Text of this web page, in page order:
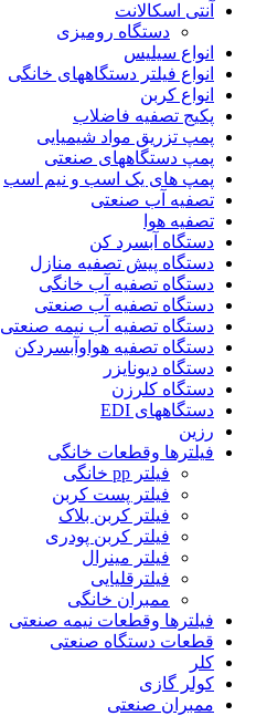
آنتی اسکالانت
دستگاه رومیزی
انواع سیلیس
انواع فیلتر دستگاههای خانگی
انواع کربن
پکیج تصفیه فاضلاب
پمپ تزریق مواد شیمیایی
پمپ دستگاههای صنعتی
پمپ های یک اسب و نیم اسب
تصفیه آب صنعتی
تصفیه هوا
دستگاه آبسرد کن
دستگاه پیش تصفیه منازل
دستگاه تصفیه آب خانگی
دستگاه تصفیه آب صنعتی
دستگاه تصفیه آب نیمه صنعتی
دستگاه تصفیه هواوآبسردکن
دستگاه دیونایزر
دستگاه کلرزن
دستگاههای EDI
رزین
فیلترها وقطعات خانگی
فیلتر pp خانگی
فیلتر پست کربن
فیلتر کربن بلاک
فیلتر کربن پودری
فیلتر مینرال
فیلترقلیایی
ممبران خانگی
فیلترها وقطعات نیمه صنعتی
قطعات دستگاه صنعتی
کلر
کولر گازی
ممبران صنعتی